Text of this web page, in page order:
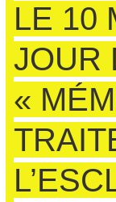
LE 10
JOUR
«